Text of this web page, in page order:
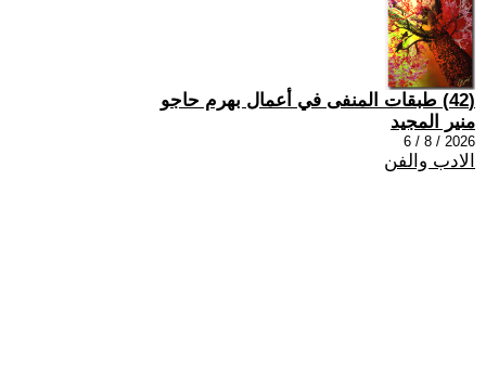
(42) طبقات المنفى في أعمال بهرم حاجو
منير المجيد
2026 / 8 / 6
الادب والفن